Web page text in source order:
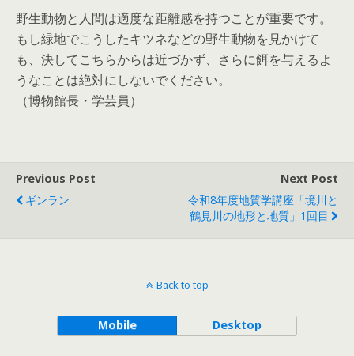
野生動物と人間は適度な距離感を持つことが重要です。
もし緑地でこうしたキツネなどの野生動物を見かけて
も、決してこちらからは近づかず、さらに餌を与えるよ
うなことは絶対にしないでください。
（博物館長・学芸員）
Previous Post
ギンラン
Next Post
令和8年度地質学講座「境川と
鶴見川の地形と地質」1回目
Back to top
Mobile Desktop